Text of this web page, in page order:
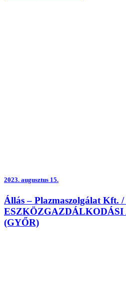
2023. augusztus 15.
Állás – Plazmaszolgálat Kft.
ESZKÖZGAZDÁLKODÁSI
(GYŐR)